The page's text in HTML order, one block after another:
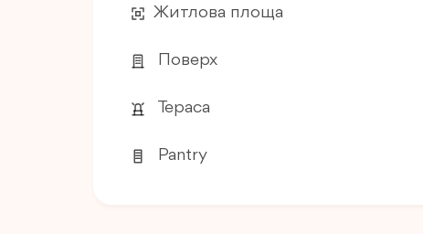
Житлова площа
Поверх
Тераса
Pantry